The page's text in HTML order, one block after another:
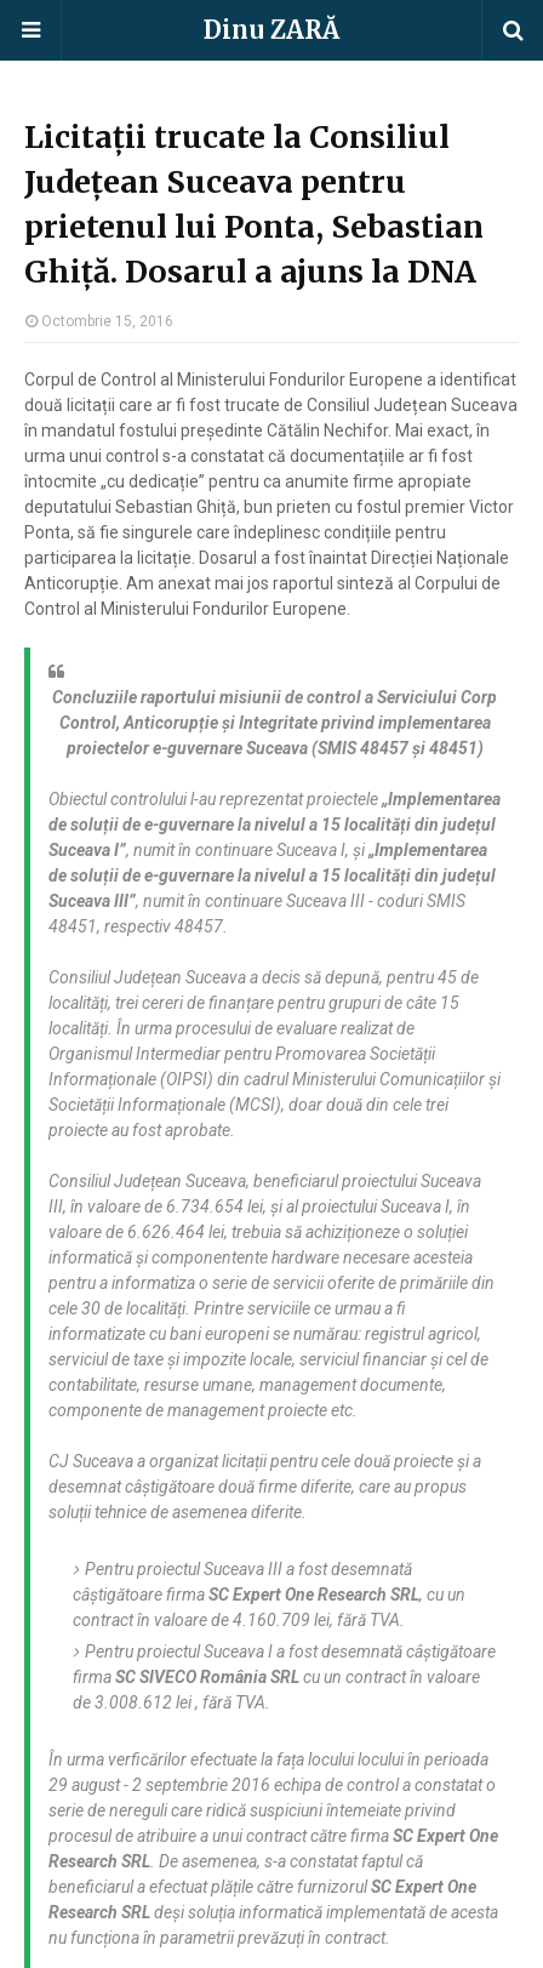
Dinu ZARĂ
Licitații trucate la Consiliul
Județean Suceava pentru
prietenul lui Ponta, Sebastian
Ghiță. Dosarul a ajuns la DNA
Octombrie 15, 2016
Corpul de Control al Ministerului Fondurilor Europene a identificat
două licitații care ar fi fost trucate de Consiliul Județean Suceava
în mandatul fostului președinte Cătălin Nechifor. Mai exact, în
urma unui control s-a constatat că documentațiile ar fi fost
întocmite „cu dedicație” pentru ca anumite firme apropiate
deputatului Sebastian Ghiță, bun prieten cu fostul premier Victor
Ponta, să fie singurele care îndeplinesc condițiile pentru
participarea la licitație. Dosarul a fost înaintat Direcției Naționale
Anticorupție. Am anexat mai jos raportul sinteză al Corpului de
Control al Ministerului Fondurilor Europene.
Concluziile raportului misiunii de control a Serviciului Corp
Control, Anticorupție și Integritate privind implementarea
proiectelore-guvernareSuceava (SMIS 48457 și 48451)
Obiectul controlului l-au reprezentat proiectele„Implementarea
de soluții de e-guvernare la nivelul a 15 localități din județul
Suceava I”, numit în continuare Suceava I, și„Implementarea
de soluții de e-guvernare la nivelul a 15 localități din județul
Suceava III”, numit în continuare Suceava III - coduri SMIS
48451, respectiv 48457.
Consiliul Județean Suceava a decis să depună, pentru 45 de
localități, trei cereri de finanțare pentru grupuri de câte 15
localități. În urma procesului de evaluare realizat de
Organismul Intermediar pentru Promovarea Societății
Informaționale (OIPSI) din cadrul Ministerului Comunicațiilor și
Societății Informaționale (MCSI), doar două din cele trei
proiecte au fost aprobate.
Consiliul Județean Suceava, beneficiarul proiectului Suceava
III, în valoare de 6.734.654 lei, și al proiectului Suceava I, în
valoare de 6.626.464 lei, trebuia să achiziționeze o soluției
informatică și componentente hardware necesare acesteia
pentru a informatiza o serie de servicii oferite de primăriile din
cele 30 de localități. Printre serviciile ce urmau a fi
informatizate cu bani europeni se numărau: registrul agricol,
serviciul de taxe și impozite locale, serviciul financiar și cel de
contabilitate, resurse umane, management documente,
componente de management proiecte etc.
CJ Suceava a organizat licitații pentru cele două proiecte și a
desemnat câștigătoare două firme diferite, care au propus
soluții tehnice de asemenea diferite.
Pentru proiectul Suceava III a fost desemnată
câștigătoare firmaSC Expert One Research SRL, cu un
contract în valoare de 4.160.709 lei, fără TVA.
Pentru proiectul Suceava I a fost desemnată câștigătoare
firmaSC SIVECO România SRLcu un contract în valoare
de 3.008.612 lei , fără TVA.
În urma verficărilor efectuate la fața locului locului în perioada
29 august - 2 septembrie 2016 echipa de control a constatat o
serie de nereguli care ridică suspiciuni întemeiate privind
procesul de atribuire a unui contract către firmaSC Expert One
Research SRL . De asemenea, s-a constatat faptul că
beneficiarul a efectuat plățile către furnizorulSC Expert One
Research SRLdeși soluția informatică implementată de acesta
nu funcționa în parametrii prevăzuți în contract.